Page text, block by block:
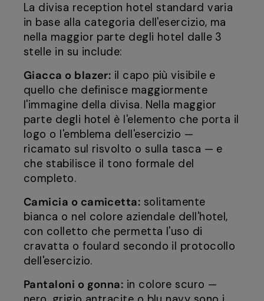
La divisa reception hotel standard varia
in base alla categoria dell'esercizio, ma
nella maggior parte degli hotel dalle 3
stelle in su include:
Giacca o blazer: il capo più visibile e
quello che definisce maggiormente
l'immagine della divisa. Nella maggior
parte degli hotel è l'elemento che porta il
logo o l'emblema dell'esercizio —
ricamato sul risvolto o sulla tasca — e
che stabilisce il tono formale del
completo.
Camicia o camicetta: solitamente
bianca o nel colore aziendale dell'hotel,
con colletto che permetta l'uso di
cravatta o foulard secondo il protocollo
dell'esercizio.
Pantaloni o gonna: in colore scuro —